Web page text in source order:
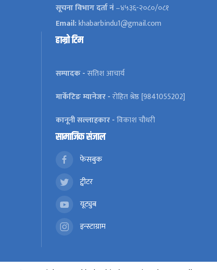
सूचना विभाग दर्ता नं–४५३६-२०८०/०८१
Email:khabarbindu1@gmail.com
हाम्रो टिम
सम्पादक -सतिश आचार्य
मार्केटिङ म्यानेजर -रोहित श्रेष्ठ [9841055202]
कानूनी सल्लाहकार -विकाश चौधरी
सामाजिक संजाल
फेसबुक
ट्वीटर
यूट्युब
इन्स्टाग्राम